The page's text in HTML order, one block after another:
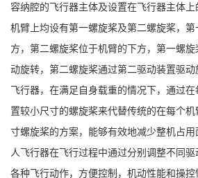
容纳腔的飞行器主体及设置在飞行器主体
机臂上均设有第一螺旋桨及第二螺旋桨，
方，第二螺旋桨位于机臂的下方，第一螺
动旋转，第二螺旋桨通过第二驱动装置驱
飞行器，在满足自身载重的情况下，通过
置较小尺寸的螺旋桨来代替传统的在每个
寸螺旋桨的方案，能够有效地减少整机占
人飞行器在飞行过程中通过分别调整不同
各种飞行动作，方便控制，机动性能和操控